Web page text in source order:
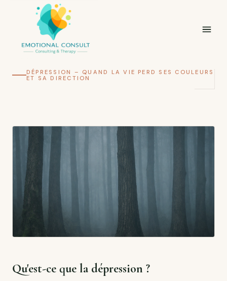
DÉPRESSION – QUAND LA VIE PERD SES COULEURS
ET SA DIRECTION
Qu'est-ce que la dépression ?